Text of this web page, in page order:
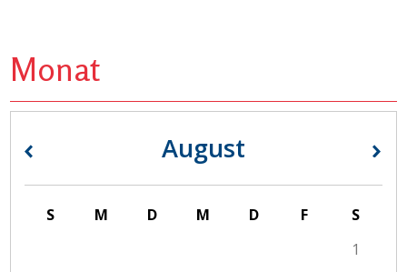
Monat
August
« »
S M D M D F
S
1